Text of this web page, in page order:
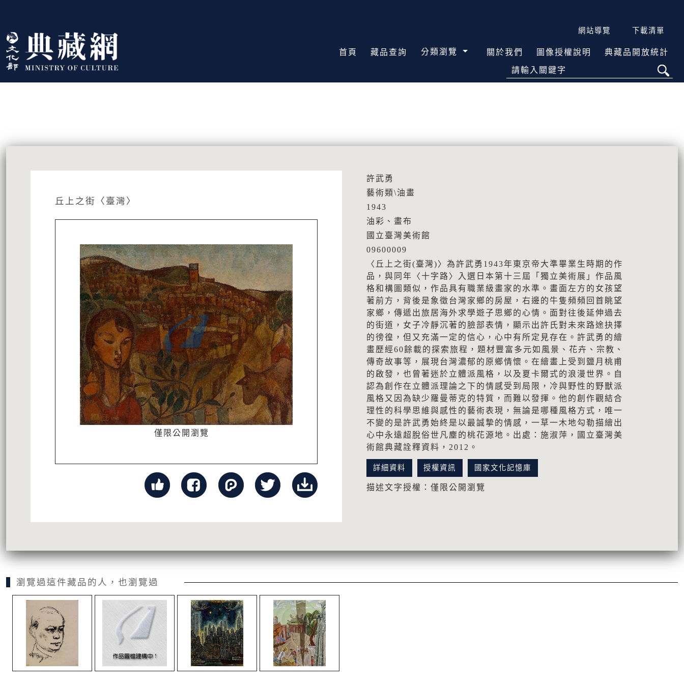
:::
網站導覽 下載清單
首頁 藏品查詢 分類瀏覽 關於我們 圖像授權說明 典藏品開放統計
請輸入關鍵字
丘上之街〈臺灣〉
僅限公開瀏覽
許武勇
藝術類\油畫
1943
油彩、畫布
國立臺灣美術館
09600009
〈丘上之街(臺灣)〉為許武勇1943年東京帝大準畢業生時期的作
品，與同年〈十字路〉入選日本第十三屆「獨立美術展」作品風
格和構圖類似，作品具有職業級畫家的水準。畫面左方的女孩望
著前方，背後是象徵台灣家鄉的房屋，右邊的牛隻頻頻回首眺望
家鄉，傳遞出旅居海外求學遊子思鄉的心情。面對往後延伸過去
的街道，女子冷靜沉著的臉部表情，顯示出許氏對未來路途抉擇
的徬徨，但又充滿一定的信心，心中有所定見存在。許武勇的繪
畫歷經60餘載的探索旅程，題材豐富多元如風景、花卉、宗教、
傳奇故事等，展現台灣濃郁的原鄉情懷。在繪畫上受到鹽月桃甫
的啟發，也曾著迷於立體派風格，以及夏卡爾式的浪漫世界。自
認為創作在立體派理論之下的情感受到局限，冷與野性的野獸派
風格又因為缺少羅曼蒂克的特質，而難以發揮。他的創作觀結合
理性的科學思維與感性的藝術表現，無論是哪種風格方式，唯一
不變的是許武勇始終是以最誠摯的情感，一草一木地勾勒描繪出
心中永遠超脫俗世凡塵的桃花源地。出處：施淑萍，國立臺灣美
術館典藏詮釋資料，2012。
詳細資料 授權資訊 國家文化記憶庫
描述文字授權：僅限公開瀏覽
瀏覽過這件藏品的人，也瀏覽過